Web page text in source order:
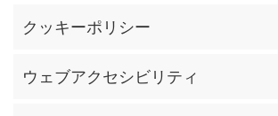
クッキーポリシー
ウェブアクセシビリティ